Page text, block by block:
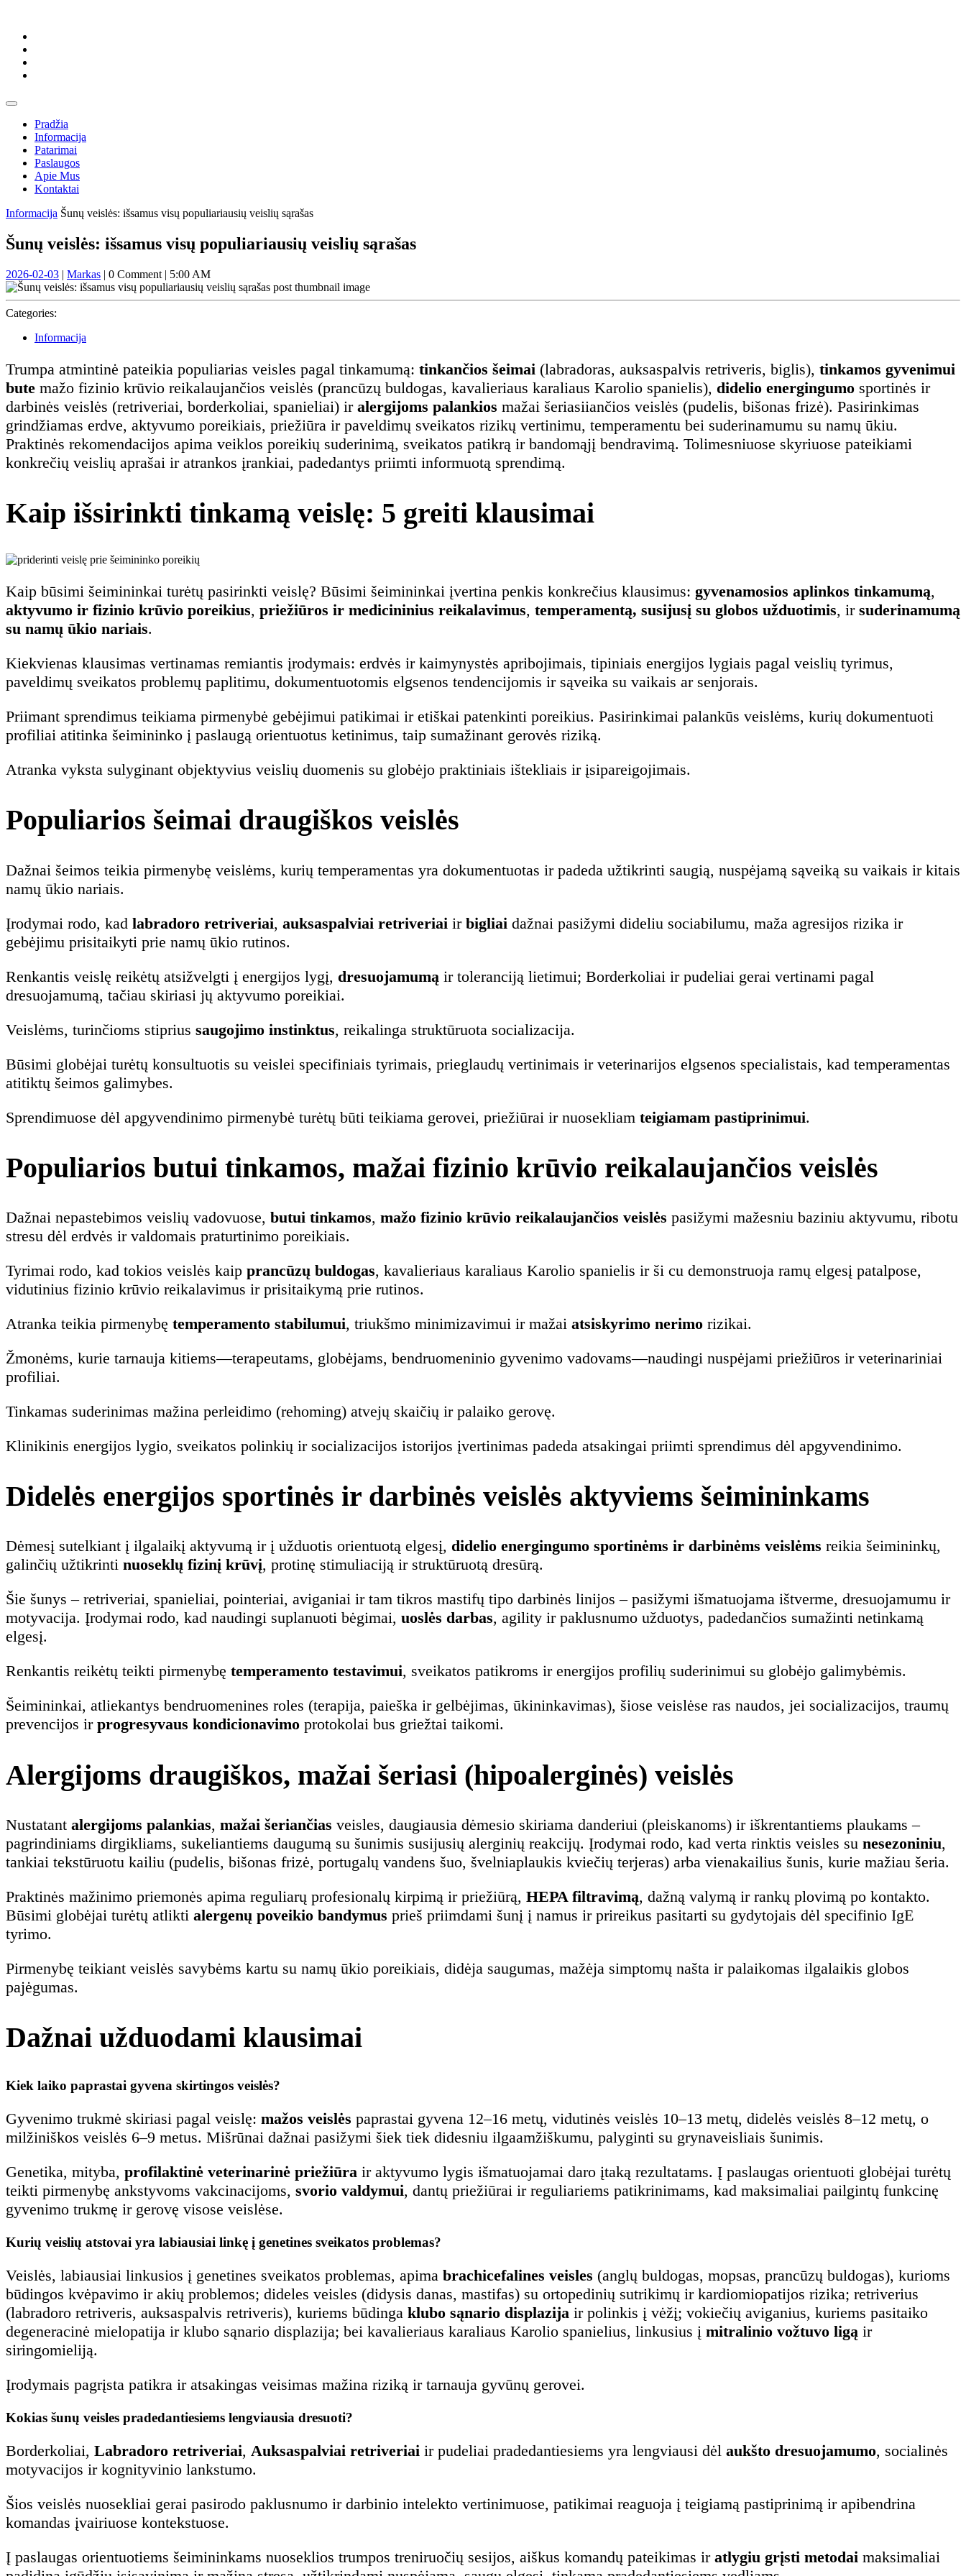
content
Skip
content
Open
ButtonPradžia
Informacija
Patarimai
Paslaugos
Apie Mus
Kontaktai
Close
Informacija Šunų veislės: išsamus visų populiariausių veislių sąrašas
Šunų veislės: išsamus visų populiariausių veislių sąrašas
2026-02-032026-
02-
03
| MarkasMarkas
| 0 Comment | 5:00 AM
Categories:
Informacija
Trumpa atmintinė pateikia populiarias veisles pagal tinkamumą: tinkančios šeimai (labradoras, auksaspalvis retriveris, biglis), tinkamos gyvenimui
bute mažo fizinio krūvio reikalaujančios veislės (prancūzų buldogas, kavalieriaus karaliaus Karolio spanielis), didelio energingumo sportinės ir
darbinės veislės (retriveriai, borderkoliai, spanieliai) ir alergijoms palankios mažai šeriasiiančios veislės (pudelis, bišonas frizė). Pasirinkimas
grindžiamas erdve, aktyvumo poreikiais, priežiūra ir paveldimų sveikatos rizikų vertinimu, temperamentu bei suderinamumu su namų ūkiu.
Praktinės rekomendacijos apima veiklos poreikių suderinimą, sveikatos patikrą ir bandomąjį bendravimą. Tolimesniuose skyriuose pateikiami
konkrečių veislių aprašai ir atrankos įrankiai, padedantys priimti informuotą sprendimą.
Kaip išsirinkti tinkamą veislę: 5 greiti klausimai
Kaip būsimi šeimininkai turėtų pasirinkti veislę? Būsimi šeimininkai įvertina penkis konkrečius klausimus: gyvenamosios aplinkos tinkamumą,
aktyvumo ir fizinio krūvio poreikius, priežiūros ir medicininius reikalavimus, temperamentą, susijusį su globos užduotimis, ir suderinamumą
su namų ūkio nariais.
Kiekvienas klausimas vertinamas remiantis įrodymais: erdvės ir kaimynystės apribojimais, tipiniais energijos lygiais pagal veislių tyrimus,
paveldimų sveikatos problemų paplitimu, dokumentuotomis elgsenos tendencijomis ir sąveika su vaikais ar senjorais.
Priimant sprendimus teikiama pirmenybė gebėjimui patikimai ir etiškai patenkinti poreikius. Pasirinkimai palankūs veislėms, kurių dokumentuoti
profiliai atitinka šeimininko į paslaugą orientuotus ketinimus, taip sumažinant gerovės riziką.
Atranka vyksta sulyginant objektyvius veislių duomenis su globėjo praktiniais ištekliais ir įsipareigojimais.
Populiarios šeimai draugiškos veislės
Dažnai šeimos teikia pirmenybę veislėms, kurių temperamentas yra dokumentuotas ir padeda užtikrinti saugią, nuspėjamą sąveiką su vaikais ir kitais
namų ūkio nariais.
Įrodymai rodo, kad labradoro retriveriai, auksaspalviai retriveriai ir bigliai dažnai pasižymi dideliu sociabilumu, maža agresijos rizika ir
gebėjimu prisitaikyti prie namų ūkio rutinos.
Renkantis veislę reikėtų atsižvelgti į energijos lygį, dresuojamumą ir toleranciją lietimui; Borderkoliai ir pudeliai gerai vertinami pagal
dresuojamumą, tačiau skiriasi jų aktyvumo poreikiai.
Veislėms, turinčioms stiprius saugojimo instinktus, reikalinga struktūruota socializacija.
Būsimi globėjai turėtų konsultuotis su veislei specifiniais tyrimais, prieglaudų vertinimais ir veterinarijos elgsenos specialistais, kad temperamentas
atitiktų šeimos galimybes.
Sprendimuose dėl apgyvendinimo pirmenybė turėtų būti teikiama gerovei, priežiūrai ir nuosekliam teigiamam pastiprinimui.
Populiarios butui tinkamos, mažai fizinio krūvio reikalaujančios veislės
Dažnai nepastebimos veislių vadovuose, butui tinkamos, mažo fizinio krūvio reikalaujančios veislės pasižymi mažesniu baziniu aktyvumu, ribotu
stresu dėl erdvės ir valdomais praturtinimo poreikiais.
Tyrimai rodo, kad tokios veislės kaip prancūzų buldogas, kavalieriaus karaliaus Karolio spanielis ir ši cu demonstruoja ramų elgesį patalpose,
vidutinius fizinio krūvio reikalavimus ir prisitaikymą prie rutinos.
Atranka teikia pirmenybę temperamento stabilumui, triukšmo minimizavimui ir mažai atsiskyrimo nerimo rizikai.
Žmonėms, kurie tarnauja kitiems—terapeutams, globėjams, bendruomeninio gyvenimo vadovams—naudingi nuspėjami priežiūros ir veterinariniai
profiliai.
Tinkamas suderinimas mažina perleidimo (rehoming) atvejų skaičių ir palaiko gerovę.
Klinikinis energijos lygio, sveikatos polinkių ir socializacijos istorijos įvertinimas padeda atsakingai priimti sprendimus dėl apgyvendinimo.
Didelės energijos sportinės ir darbinės veislės aktyviems šeimininkams
Dėmesį sutelkiant į ilgalaikį aktyvumą ir į užduotis orientuotą elgesį, didelio energingumo sportinėms ir darbinėms veislėms reikia šeimininkų,
galinčių užtikrinti nuoseklų fizinį krūvį, protinę stimuliaciją ir struktūruotą dresūrą.
Šie šunys – retriveriai, spanieliai, pointeriai, aviganiai ir tam tikros mastifų tipo darbinės linijos – pasižymi išmatuojama ištverme, dresuojamumu ir
motyvacija. Įrodymai rodo, kad naudingi suplanuoti bėgimai, uoslės darbas, agility ir paklusnumo užduotys, padedančios sumažinti netinkamą
elgesį.
Renkantis reikėtų teikti pirmenybę temperamento testavimui, sveikatos patikroms ir energijos profilių suderinimui su globėjo galimybėmis.
Šeimininkai, atliekantys bendruomenines roles (terapija, paieška ir gelbėjimas, ūkininkavimas), šiose veislėse ras naudos, jei socializacijos, traumų
prevencijos ir progresyvaus kondicionavimo protokolai bus griežtai taikomi.
Alergijoms draugiškos, mažai šeriasi (hipoalerginės) veislės
Nustatant alergijoms palankias, mažai šeriančias veisles, daugiausia dėmesio skiriama danderiui (pleiskanoms) ir iškrentantiems plaukams –
pagrindiniams dirgikliams, sukeliantiems daugumą su šunimis susijusių alerginių reakcijų. Įrodymai rodo, kad verta rinktis veisles su nesezoniniu,
tankiai tekstūruotu kailiu (pudelis, bišonas frizė, portugalų vandens šuo, švelniaplaukis kviečių terjeras) arba vienakailius šunis, kurie mažiau šeria.
Praktinės mažinimo priemonės apima reguliarų profesionalų kirpimą ir priežiūrą, HEPA filtravimą, dažną valymą ir rankų plovimą po kontakto.
Būsimi globėjai turėtų atlikti alergenų poveikio bandymus prieš priimdami šunį į namus ir prireikus pasitarti su gydytojais dėl specifinio IgE
tyrimo.
Pirmenybę teikiant veislės savybėms kartu su namų ūkio poreikiais, didėja saugumas, mažėja simptomų našta ir palaikomas ilgalaikis globos
pajėgumas.
Dažnai užduodami klausimai
Kiek laiko paprastai gyvena skirtingos veislės?
Gyvenimo trukmė skiriasi pagal veislę: mažos veislės paprastai gyvena 12–16 metų, vidutinės veislės 10–13 metų, didelės veislės 8–12 metų, o
milžiniškos veislės 6–9 metus. Mišrūnai dažnai pasižymi šiek tiek didesniu ilgaamžiškumu, palyginti su grynaveisliais šunimis.
Genetika, mityba, profilaktinė veterinarinė priežiūra ir aktyvumo lygis išmatuojamai daro įtaką rezultatams. Į paslaugas orientuoti globėjai turėtų
teikti pirmenybę ankstyvoms vakcinacijoms, svorio valdymui, dantų priežiūrai ir reguliariems patikrinimams, kad maksimaliai pailgintų funkcinę
gyvenimo trukmę ir gerovę visose veislėse.
Kurių veislių atstovai yra labiausiai linkę į genetines sveikatos problemas?
Veislės, labiausiai linkusios į genetines sveikatos problemas, apima brachicefalines veisles (anglų buldogas, mopsas, prancūzų buldogas), kurioms
būdingos kvėpavimo ir akių problemos; dideles veisles (didysis danas, mastifas) su ortopedinių sutrikimų ir kardiomiopatijos rizika; retriverius
(labradoro retriveris, auksaspalvis retriveris), kuriems būdinga klubo sąnario displazija ir polinkis į vėžį; vokiečių aviganius, kuriems pasitaiko
degeneracinė mielopatija ir klubo sąnario displazija; bei kavalieriaus karaliaus Karolio spanielius, linkusius į mitralinio vožtuvo ligą ir
siringomieliją.
Įrodymais pagrįsta patikra ir atsakingas veisimas mažina riziką ir tarnauja gyvūnų gerovei.
Kokias šunų veisles pradedantiesiems lengviausia dresuoti?
Borderkoliai, Labradoro retriveriai, Auksaspalviai retriveriai ir pudeliai pradedantiesiems yra lengviausi dėl aukšto dresuojamumo, socialinės
motyvacijos ir kognityvinio lankstumo.
Šios veislės nuosekliai gerai pasirodo paklusnumo ir darbinio intelekto vertinimuose, patikimai reaguoja į teigiamą pastiprinimą ir apibendrina
komandas įvairiuose kontekstuose.
Į paslaugas orientuotiems šeimininkams nuoseklios trumpos treniruočių sesijos, aiškus komandų pateikimas ir atlygiu grįsti metodai maksimaliai